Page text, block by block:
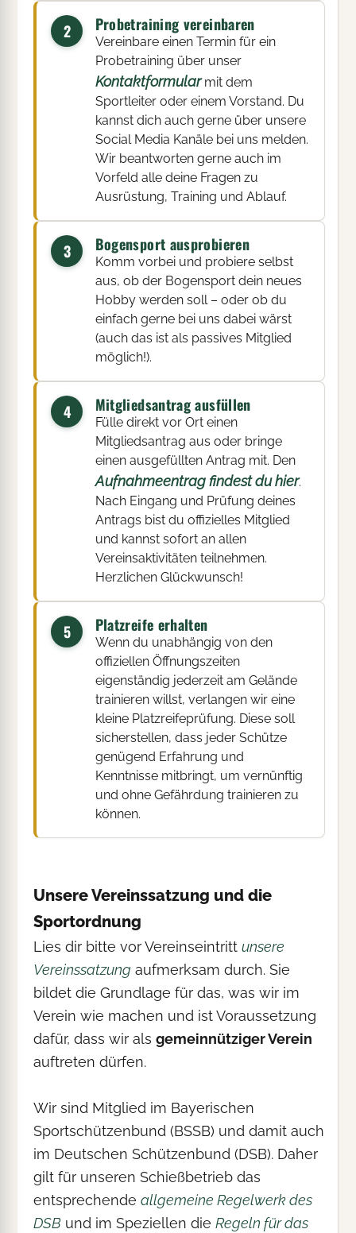
2 Probetraining vereinbaren
Vereinbare einen Termin für ein
Probetraining über unser
Kontaktformularmit dem
Sportleiter oder einem Vorstand. Du
kannst dich auch gerne über unsere
Social Media Kanäle bei uns melden.
Wir beantworten gerne auch im
Vorfeld alle deine Fragen zu
Ausrüstung, Training und Ablauf.
3 Bogensport ausprobieren
Komm vorbei und probiere selbst
aus, ob der Bogensport dein neues
Hobby werden soll – oder ob du
einfach gerne bei uns dabei wärst
(auch das ist als passives Mitglied
möglich!).
4 Mitgliedsantrag ausfüllen
Fülle direkt vor Ort einen
Mitgliedsantrag aus oder bringe
einen ausgefüllten Antrag mit. Den
Aufnahmeentrag findest du hier.
Nach Eingang und Prüfung deines
Antrags bist du offizielles Mitglied
und kannst sofort an allen
Vereinsaktivitäten teilnehmen.
Herzlichen Glückwunsch!
5 Platzreife erhalten
Wenn du unabhängig von den
offiziellen Öffnungszeiten
eigenständig jederzeit am Gelände
trainieren willst, verlangen wir eine
kleine Platzreifeprüfung. Diese soll
sicherstellen, dass jeder Schütze
genügend Erfahrung und
Kenntnisse mitbringt, um vernünftig
und ohne Gefährdung trainieren zu
können.
Unsere Vereinssatzung und die
Sportordnung
Lies dir bitte vor Vereinseintrittunsere
Vereinssatzung aufmerksam durch. Sie
bildet die Grundlage für das, was wir im
Verein wie machen und ist Voraussetzung
dafür, dass wir alsgemeinnütziger Verein
auftreten dürfen.
Wir sind Mitglied im Bayerischen
Sportschützenbund (BSSB) und damit auch
im Deutschen Schützenbund (DSB). Daher
gilt für unseren Schießbetrieb das
entsprechendeallgemeine Regelwerk des
DSB und im Speziellen dieRegeln für das